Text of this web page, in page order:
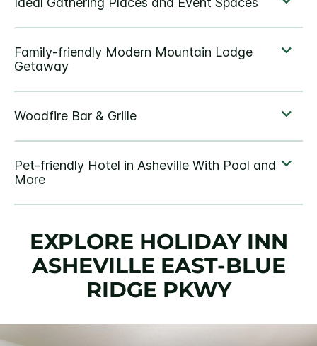
EXPLORE HOLIDAY INN
ASHEVILLE EAST-BLUE
RIDGE PKWY